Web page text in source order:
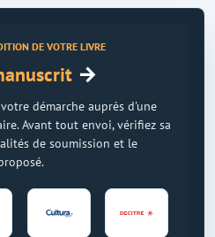
DE VOTRE LIVRE
→
démarche auprès d'une
Avant tout envoi, vérifiez sa
de soumission et le